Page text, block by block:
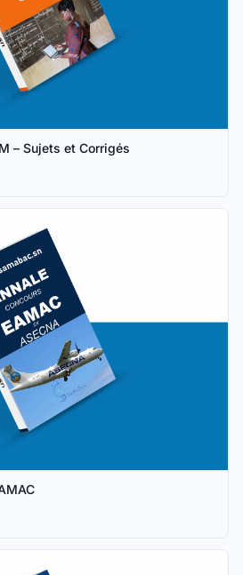
– Sujets et Corrigés